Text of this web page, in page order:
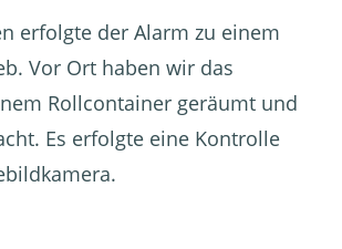
erfolgte der Alarm zu einem
Vor Ort haben wir das
Rollcontainer geräumt und
Es erfolgte eine Kontrolle